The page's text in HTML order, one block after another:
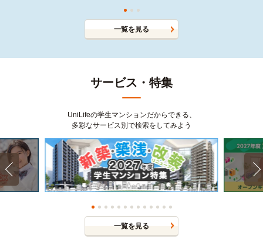
一覧を見る
サービス・特集
UniLifeの学生マンションだからできる、
多彩なサービス別で検索をしてみよう
一覧を見る